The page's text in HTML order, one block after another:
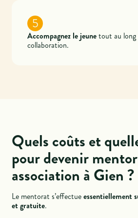
5
Accompagnez le jeunetout au
collaboration.
Quels coûts et
pour devenir
association à Gien ?
Le mentorat s’effectueessentiellement
et gratuite.